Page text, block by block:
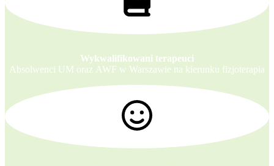
Wykwalifikowani terapeuci
Absolwenci UM oraz AWF w Warszawie na kierunku fizjoterapia